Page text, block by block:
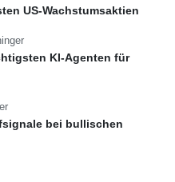
US-Wachstumsaktien
KI-Agenten für
bei bullischen